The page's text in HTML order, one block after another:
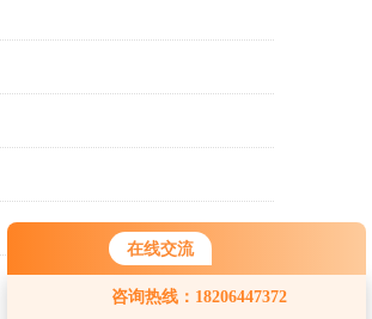
在线交流
咨询热线：18206447372
您好！欢迎前来咨询，很高兴为您
服务，请问您要咨询什么问题呢？